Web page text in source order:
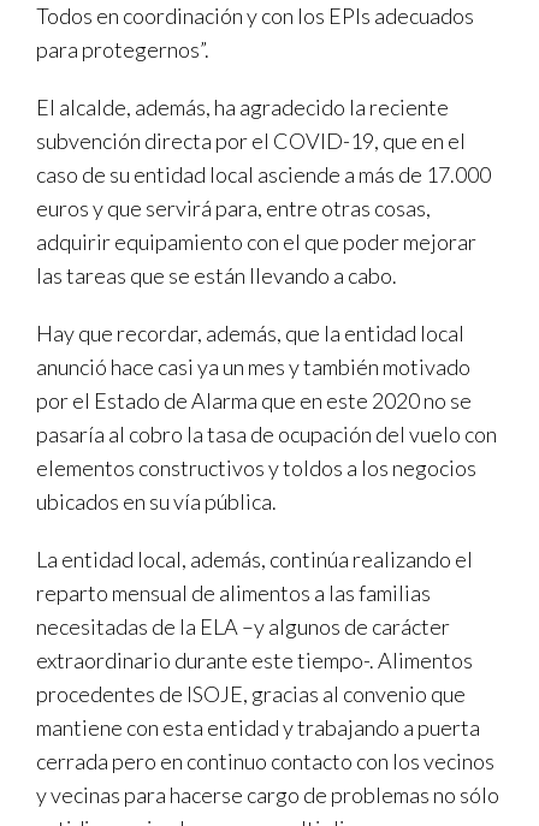
Todos en coordinación y con los EPIs adecuados
para protegernos”.
El alcalde, además, ha agradecido la reciente
subvención directa por el COVID-19, que en el
caso de su entidad local asciende a más de 17.000
euros y que servirá para, entre otras cosas,
adquirir equipamiento con el que poder mejorar
las tareas que se están llevando a cabo.
Hay que recordar, además, que la entidad local
anunció hace casi ya un mes y también motivado
por el Estado de Alarma que en este 2020 no se
pasaría al cobro la tasa de ocupación del vuelo con
elementos constructivos y toldos a los negocios
ubicados en su vía pública.
La entidad local, además, continúa realizando el
reparto mensual de alimentos a las familias
necesitadas de la ELA –y algunos de carácter
extraordinario durante este tiempo-. Alimentos
procedentes de ISOJE, gracias al convenio que
mantiene con esta entidad y trabajando a puerta
cerrada pero en continuo contacto con los vecinos
y vecinas para hacerse cargo de problemas no sólo